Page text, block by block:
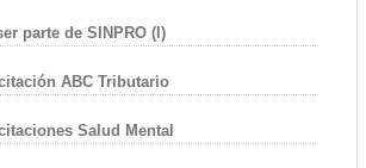
parte de SINPRO (I)
ABC Tributario
Salud Mental